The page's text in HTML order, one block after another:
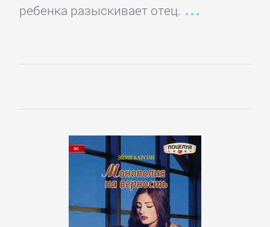
ребенка разыскивает отец.